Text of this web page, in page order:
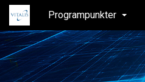
Programpunkter